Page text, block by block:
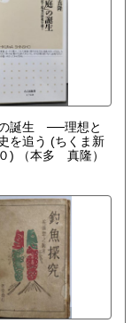
の誕生 ──理想と
を追う (ちくま新
)
（本多 真隆）